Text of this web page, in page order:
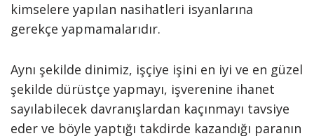
kimselere yapılan nasihatleri isyanlarına
gerekçe yapmamalarıdır.
Aynı şekilde dinimiz, işçiye işini en iyi ve en güzel
şekilde dürüstçe yapmayı, işverenine ihanet
sayılabilecek davranışlardan kaçınmayı tavsiye
eder ve böyle yaptığı takdirde kazandığı paranın